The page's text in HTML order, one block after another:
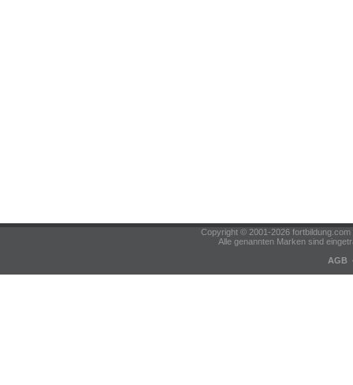
Copyright © 2001-2026
Alle genannten Marken sind
AGB